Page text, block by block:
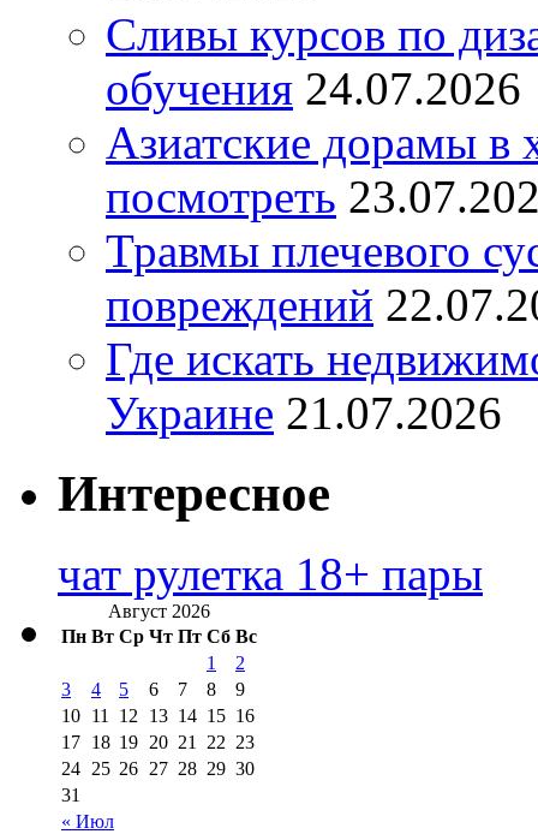
Сливы курсов по
обучения 24.07.2026
Азиатские дорамы в
посмотреть
Травмы плечевого
повреждений
Где искать
Украине 21.07.2026
Интересное
чат рулетка 18+ пары
Август 2026
Пн Вт Ср Чт Пт Сб Вс
« Июл
1
2
3
4 5 6 7 8
9
10 11 12 13 14 15 16
17 18 19 20 21 22 23
24 25 26 27 28 29 30
31